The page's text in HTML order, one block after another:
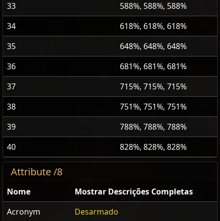
33
588%, 588%, 588%
34
618%, 618%, 618%
35
648%, 648%, 648%
36
681%, 681%, 681%
37
715%, 715%, 715%
38
751%, 751%, 751%
39
788%, 788%, 788%
40
828%, 828%, 828%
Attribute /8
Nome
Mostrar Descrições Completas
Acronym
Desarmado